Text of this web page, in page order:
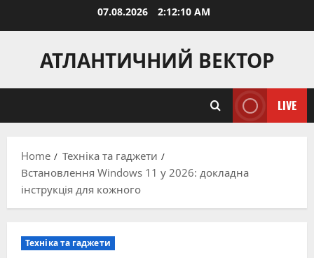
07.08.2026 2:12:11 AM
АТЛАНТИЧНИЙ ВЕКТОР
LIVE
Home
Техніка та гаджети
Встановлення Windows 11 у 2026: докладна
інструкція для кожного
Техніка та гаджети